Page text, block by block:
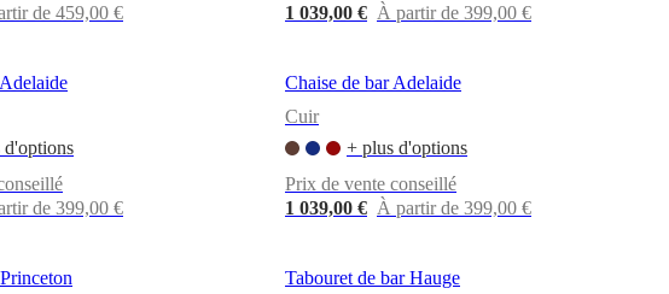
de 459,00 €
1 039,00 € À partir de 399,00 €
d'options
de 399,00 €
Chaise de bar Adelaide
Cuir
+ plus d'options
Prix de vente conseillé
1 039,00 € À partir de 399,00 €
Tabouret de bar Hauge